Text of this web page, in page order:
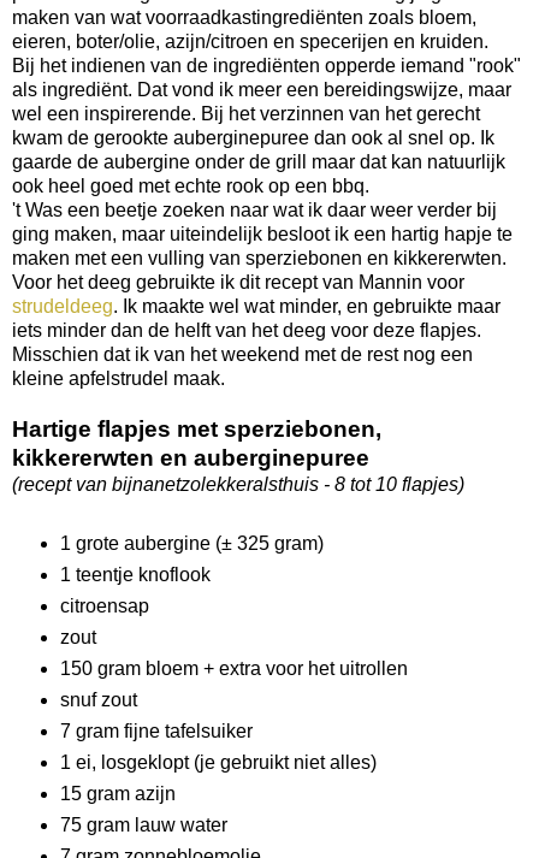
maken van wat voorraadkastingrediënten zoals bloem,
eieren, boter/olie, azijn/citroen en specerijen en kruiden.
Bij het indienen van de ingrediënten opperde iemand "rook"
als ingrediënt. Dat vond ik meer een bereidingswijze, maar
wel een inspirerende. Bij het verzinnen van het gerecht
kwam de gerookte auberginepuree dan ook al snel op. Ik
gaarde de aubergine onder de grill maar dat kan natuurlijk
ook heel goed met echte rook op een bbq.
't Was een beetje zoeken naar wat ik daar weer verder bij
ging maken, maar uiteindelijk besloot ik een hartig hapje te
maken met een vulling van sperziebonen en kikkererwten.
Voor het deeg gebruikte ik dit recept van Mannin voor
strudeldeeg. Ik maakte wel wat minder, en gebruikte maar
iets minder dan de helft van het deeg voor deze flapjes.
Misschien dat ik van het weekend met de rest nog een
kleine apfelstrudel maak.
Hartige flapjes met sperziebonen,
kikkererwten en auberginepuree
(recept van bijnanetzolekkeralsthuis - 8 tot 10 flapjes)
1 grote aubergine (± 325 gram)
1 teentje knoflook
citroensap
zout
150 gram bloem + extra voor het uitrollen
snuf zout
7 gram fijne tafelsuiker
1 ei, losgeklopt (je gebruikt niet alles)
15 gram azijn
75 gram lauw water